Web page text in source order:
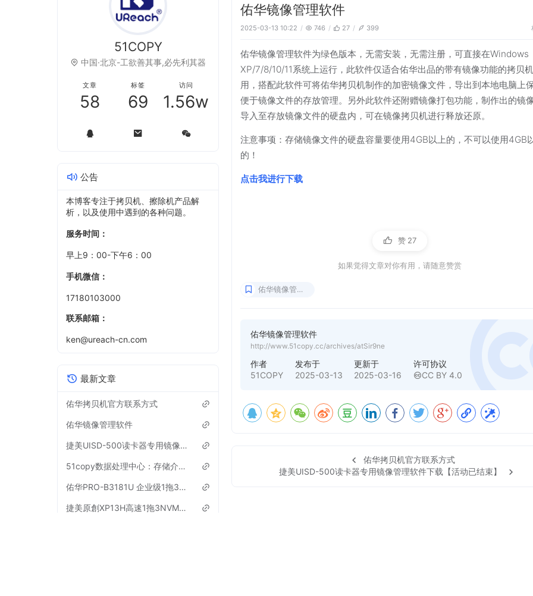
佑华镜像管理软件
2025-03-13 10:22 746 27 399
佑华镜像管理软件为绿色版本，无需安装，无需注册，可直接在Windows
XP/7/8/10/11系统上运行，此软件仅适合佑华出品的带有镜像功能的拷贝
用，搭配此软件可将佑华拷贝机制作的加密镜像文件，导出到本地电脑上
便于镜像文件的存放管理。另外此软件还附赠镜像打包功能，制作出的镜
导入至存放镜像文件的硬盘内，可在镜像拷贝机进行释放还原。
注意事项：存储镜像文件的硬盘容量要使用4GB以上的，不可以使用4GB
的！
点击我进行下载
赞 27
如果觉得文章对你有用，请随意赞赏
佑华镜像管理软件
佑华镜像管理软件
http://www.51copy.cc/archives/atSir9ne
作者
51COPY
发布于
2025-03-13
更新于
2025-03-16
许可协议
CC BY 4.0
佑华拷贝机官方联系方式
捷美UISD-500读卡器专用镜像管理软件下载【活动已结束】
51COPY
中国·北京-工欲善其事,必先利其器
文章
58
标签
69
访问
1.56w
公告
本博客专注于拷贝机、擦除机产品解
析，以及使用中遇到的各种问题。
服务时间：
早上9：00-下午6：00
手机微信：
17180103000
联系邮箱：
ken@ureach-cn.com
最新文章
佑华拷贝机官方联系方式
佑华镜像管理软件
捷美UISD-500读卡器专用镜像管理软件下载【活动已结束】
51copy数据处理中心：存储介质全周期解决方案专家
佑华PRO-B3181U 企业级1拖3硬盘拷贝机扇区级底层对拷机参数
捷美原創XP13H高速1拖3NVMe协议m.2硬盘拷贝机参数